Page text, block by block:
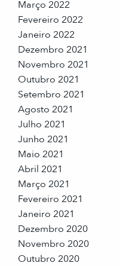
Março 2022
Fevereiro 2022
Janeiro 2022
Dezembro 2021
Novembro 2021
Outubro 2021
Setembro 2021
Agosto 2021
Julho 2021
Junho 2021
Maio 2021
Abril 2021
Março 2021
Fevereiro 2021
Janeiro 2021
Dezembro 2020
Novembro 2020
Outubro 2020